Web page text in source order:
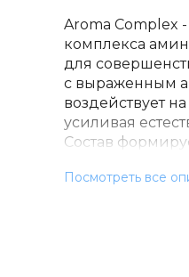
Aroma Complex
комплекса
для
с выраженным
воздействует
усиливая
Состав
аминокислот
Посмотреть все